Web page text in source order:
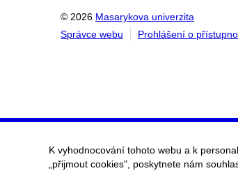
© 2026 Masarykova univerzita
Správce webu
Prohlášení o
K vyhodnocování tohoto webu a k
„přijmout cookies", poskytnete nám